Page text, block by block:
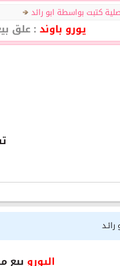
كتبت بواسطة ابو رائد
يورو باوند: علق بيع من 8530
اليورو بيع